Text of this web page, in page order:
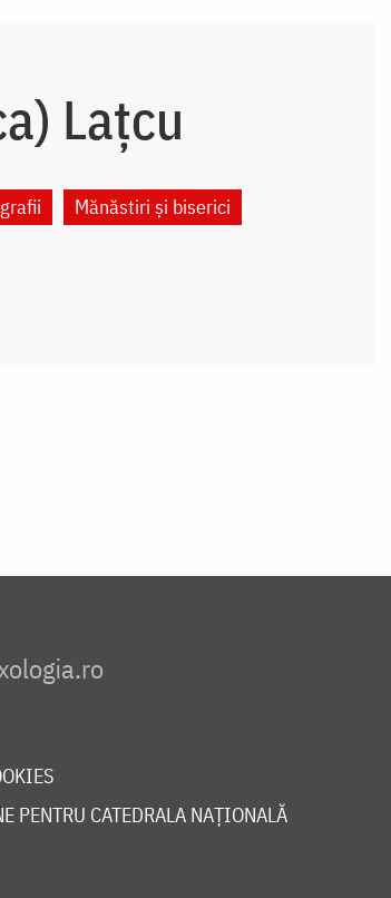
Lațcu
Mănăstiri și biserici
PENTRU CATEDRALA NAȚIONALĂ